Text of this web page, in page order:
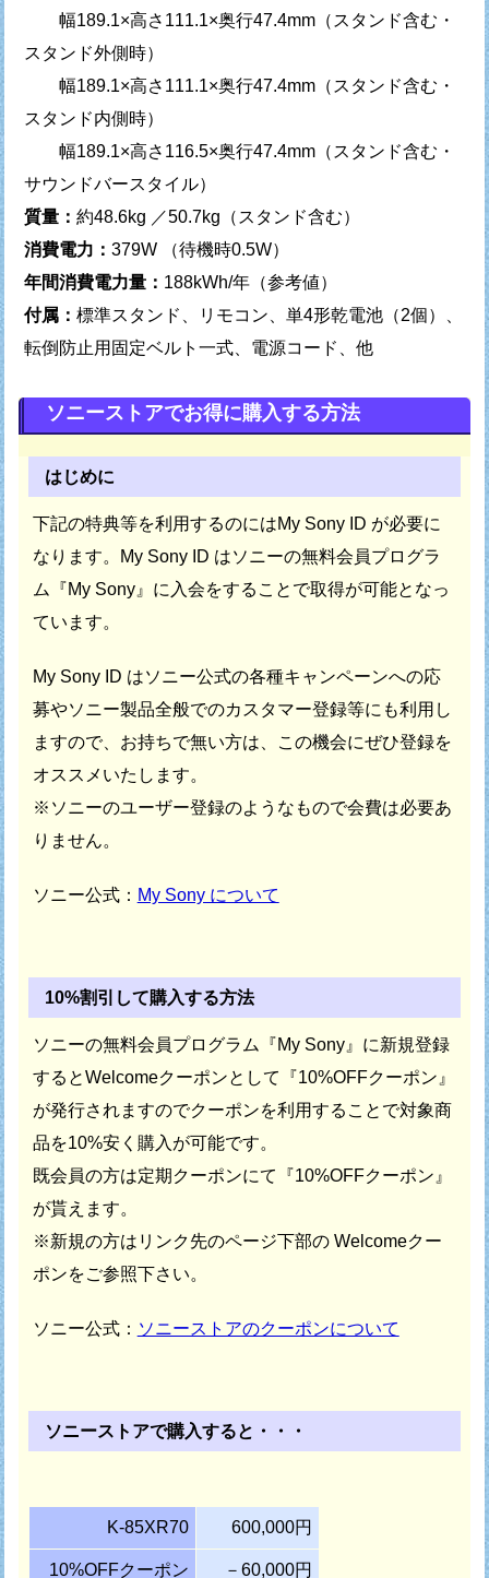
幅189.1×高さ111.1×奥行47.4mm（スタンド含む・
スタンド外側時）
幅189.1×高さ111.1×奥行47.4mm（スタンド含む・
スタンド内側時）
幅189.1×高さ116.5×奥行47.4mm（スタンド含む・
サウンドバースタイル）
質量： 約48.6kg ／50.7kg（スタンド含む）
消費電力： 379W （待機時0.5W）
年間消費電力量： 188kWh/年（参考値）
付属： 標準スタンド、リモコン、単4形乾電池（2個）、
転倒防止用固定ベルト一式、電源コード、他
ソニーストアでお得に購入する方法
はじめに
下記の特典等を利用するのにはMy Sony ID が必要に
なります。
My Sony ID はソニーの無料会員プログラ
ム『My Sony』に 入会をすることで取得が可能となっ
ています。
My Sony ID はソニー公式の各種キャンペーンへの応
募やソニー製品全般でのカスタマー登録等にも利用し
ますので、 お持ちで無い方は、この機会にぜひ登録を
オススメいたします。
※ソニーのユーザー登録のようなもので会費は必要あ
りません。
ソニー公式： My Sony について
10%割引して購入する方法
ソニーの無料会員プログラム『My Sony』に新規登録
するとWelcomeクーポンとして『10%OFFクーポン』
が発行されますのでクーポンを利用することで対象商
品を10%安く購入が可能です。
既会員の方は定期クーポンにて『10%OFFクーポン』
が貰えます。
※新規の方はリンク先のページ下部の Welcomeクー
ポンをご参照下さい。
ソニー公式： ソニーストアのクーポンについて
ソニーストアで購入すると・・・
K-85XR70 600,000円
10%OFFクーポン －60,000円